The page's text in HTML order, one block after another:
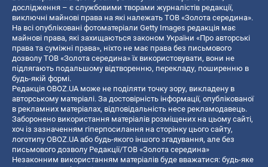
дослідження – є службовими творами журналістів редакції,
виключні майнові права на які належать ТОВ «Золота середина».
На всі опубліковані фотоматеріали Getty Images редакція має
майнові права, які захищаються законом України «Про авторські
права та суміжні права», ніхто не має права без письмового
дозволу ТОВ «Золота середина» їх використовувати, вони не
підлягають подальшому відтворенню, перекладу, поширенню в
будь-якій формі.
Редакція OBOZ.UA може не поділяти точку зору, викладену в
авторському матеріалі. За достовірність інформації, опублікованої
в рекламних матеріалах, відповідальність несе рекламодавець.
Заборонено використання матеріалів розміщених на цьому сайті,
хоч із зазначенням гіперпосилання на сторінку цього сайту,
логотипу OBOZ.UA або будь-якого іншого згадування, але без
письмового дозволу Редакції/ТОВ «Золота середина»
Незаконним використанням матеріалів буде вважатися: будь-яке